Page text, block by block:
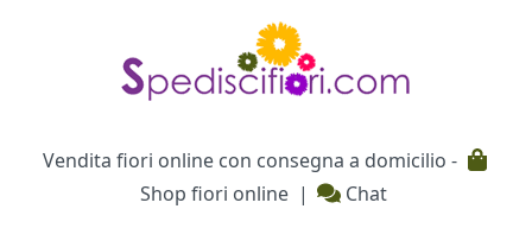
Vendita fiori online con consegna a domicilio -
Shop fiori online | Chat